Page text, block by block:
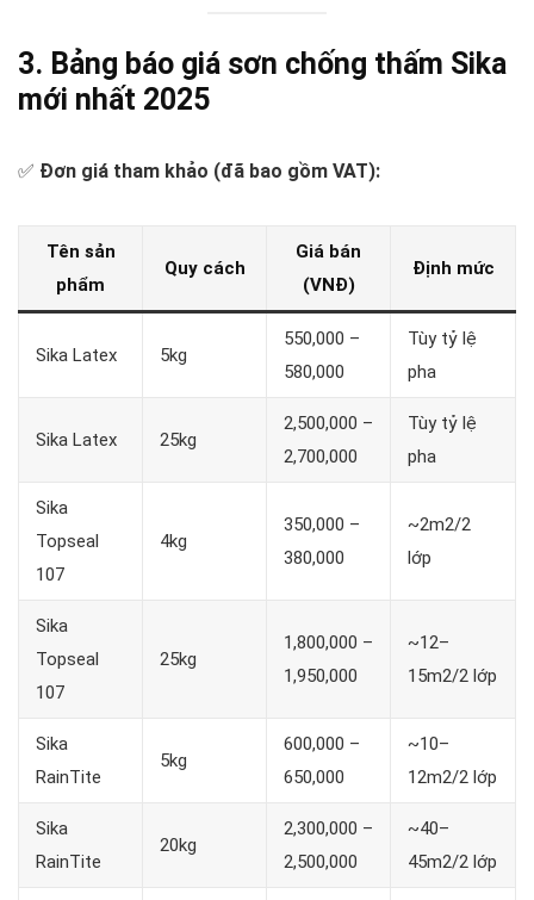
3. Bảng báo giá sơn chống thấm Sika
mới nhất 2025
✅ Đơn giá tham khảo (đã bao gồm VAT):
Tên sản
phẩm
Quy cách
Giá bán
(VNĐ)
Định mức
Sika Latex 5kg
550,000 –
580,000
Tùy tỷ lệ
pha
Sika Latex 25kg
2,500,000 –
2,700,000
Tùy tỷ lệ
pha
Sika
Topseal
107
4kg
350,000 –
380,000
~2m2/2
lớp
Sika
Topseal
107
25kg
1,800,000 –
1,950,000
~12–
15m2/2 lớp
Sika
RainTite
5kg
600,000 –
650,000
~10–
12m2/2 lớp
Sika
RainTite
20kg
2,300,000 –
2,500,000
~40–
45m2/2 lớp